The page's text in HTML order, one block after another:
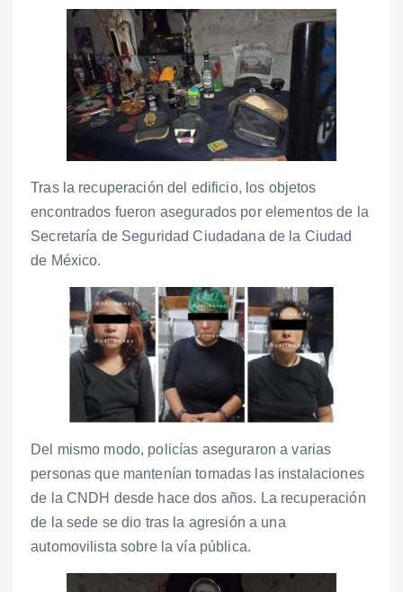
Tras la recuperación del edificio, los objetos
encontrados fueron asegurados por elementos de la
Secretaría de Seguridad Ciudadana de la Ciudad
de México.
Del mismo modo, policías aseguraron a varias
personas que mantenían tomadas las instalaciones
de la CNDH desde hace dos años. La recuperación
de la sede se dio tras la agresión a una
automovilista sobre la vía pública.